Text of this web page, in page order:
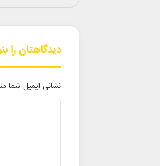
دیدگاهتان را
نشانی ایمیل شما